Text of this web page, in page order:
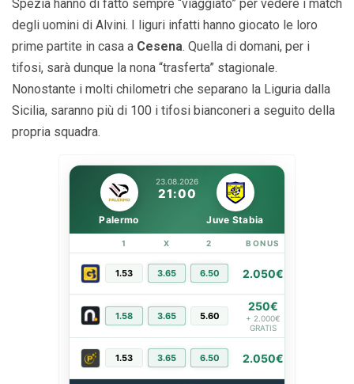
Spezia hanno di fatto sempre “viaggiato” per vedere i match
degli uomini di Alvini. I liguri infatti hanno giocato le loro
prime partite in casa a Cesena. Quella di domani, per i
tifosi, sarà dunque la nona “trasferta” stagionale.
Nonostante i molti chilometri che separano la Liguria dalla
Sicilia, saranno più di 100 i tifosi bianconeri a seguito della
propria squadra.
23.08.2026
21:00
Palermo Juve Stabia
1 X 2 BONUS
1.53 3.65 6.50 2.050€
1.58 3.65 5.60
250€
+ 2.000€
GRATIS
1.53 3.65 6.50 2.050€